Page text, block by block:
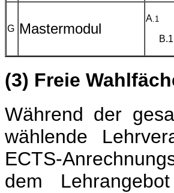
G Mastermodul
A .1
B.1
(3) Freie
Während der
wählende
ECTS-
dem